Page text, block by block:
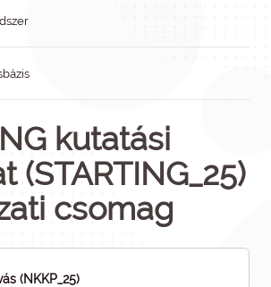
kutatási
(STARTING_25)
csomag
(NKKP_25)